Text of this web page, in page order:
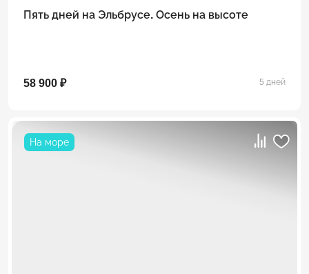
Пять дней на Эльбрусе. Осень на высоте
58 900 ₽ 5 дней
На море